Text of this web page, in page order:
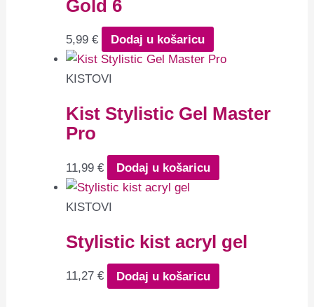
Gold 6
5,99€ Dodaj u košaricu
KISTOVI
Kist Stylistic Gel Master
Pro
11,99€ Dodaj u košaricu
KISTOVI
Stylistic kist acryl gel
11,27€ Dodaj u košaricu